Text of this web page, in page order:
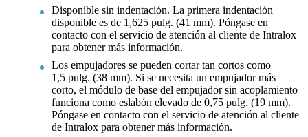
Disponible sin indentación. La primera indentación
disponible es de 1,625 pulg. (41 mm). Póngase en
contacto con el servicio de atención al cliente de Intralox
para obtener más información.
Los empujadores se pueden cortar tan cortos como
1,5 pulg. (38 mm). Si se necesita un empujador más
corto, el módulo de base del empujador sin acoplamiento
funciona como eslabón elevado de 0,75 pulg. (19 mm).
Póngase en contacto con el servicio de atención al cliente
de Intralox para obtener más información.